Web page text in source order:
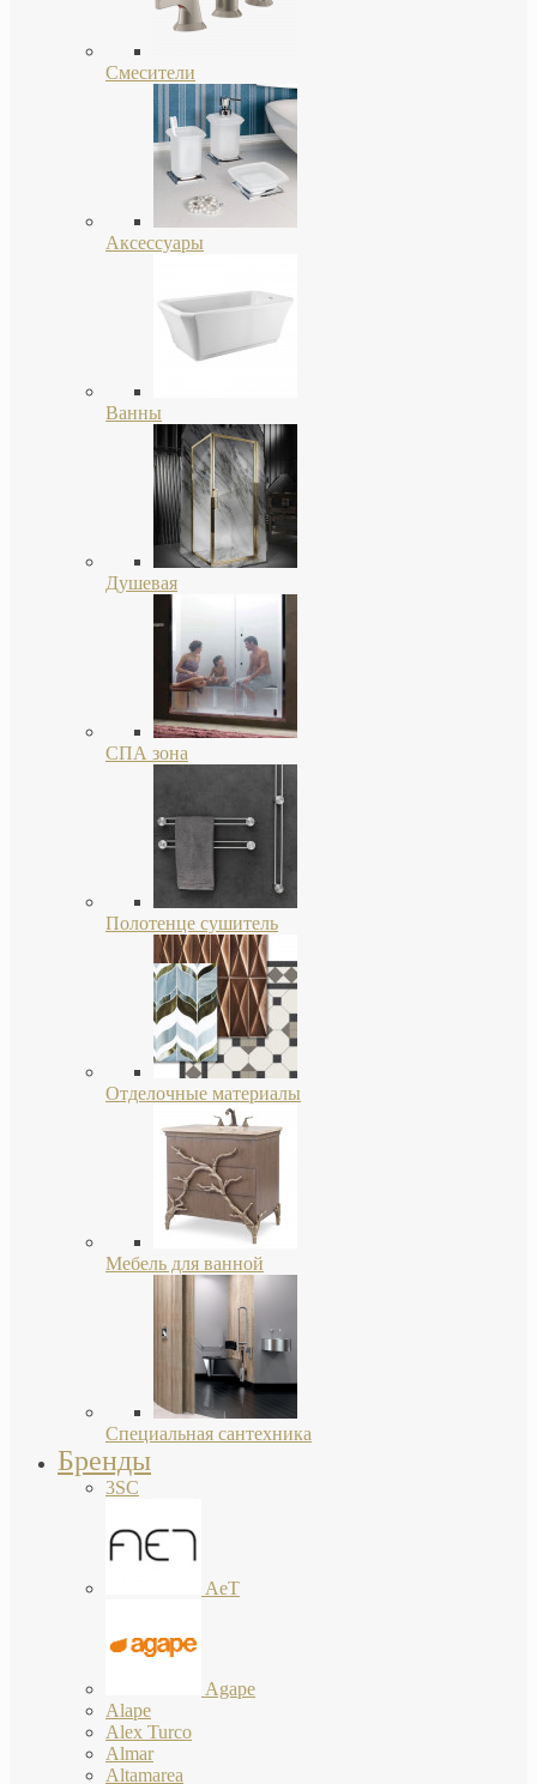
Смесители
Аксессуары
Ванны
Душевая
СПА зона
Полотенце сушитель
Отделочные материалы
Мебель для ванной
Специальная сантехника
Бренды
3SC
AeT
Agape
Alape
Alex Turco
Almar
Altamarea